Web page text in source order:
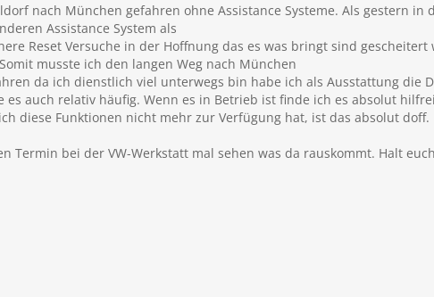
nach München gefahren ohne Assistance Systeme. Als gestern
Assistance System als
Reset Versuche in der Hoffnung das es was bringt sind
musste ich den langen Weg nach München
da ich dienstlich viel unterwegs bin habe ich als Ausstattung die
es auch relativ häufig. Wenn es in Betrieb ist finde ich es absolut
diese Funktionen nicht mehr zur Verfügung hat, ist das absolut doff.
Termin bei der VW-Werkstatt mal sehen was da rauskommt. Halt